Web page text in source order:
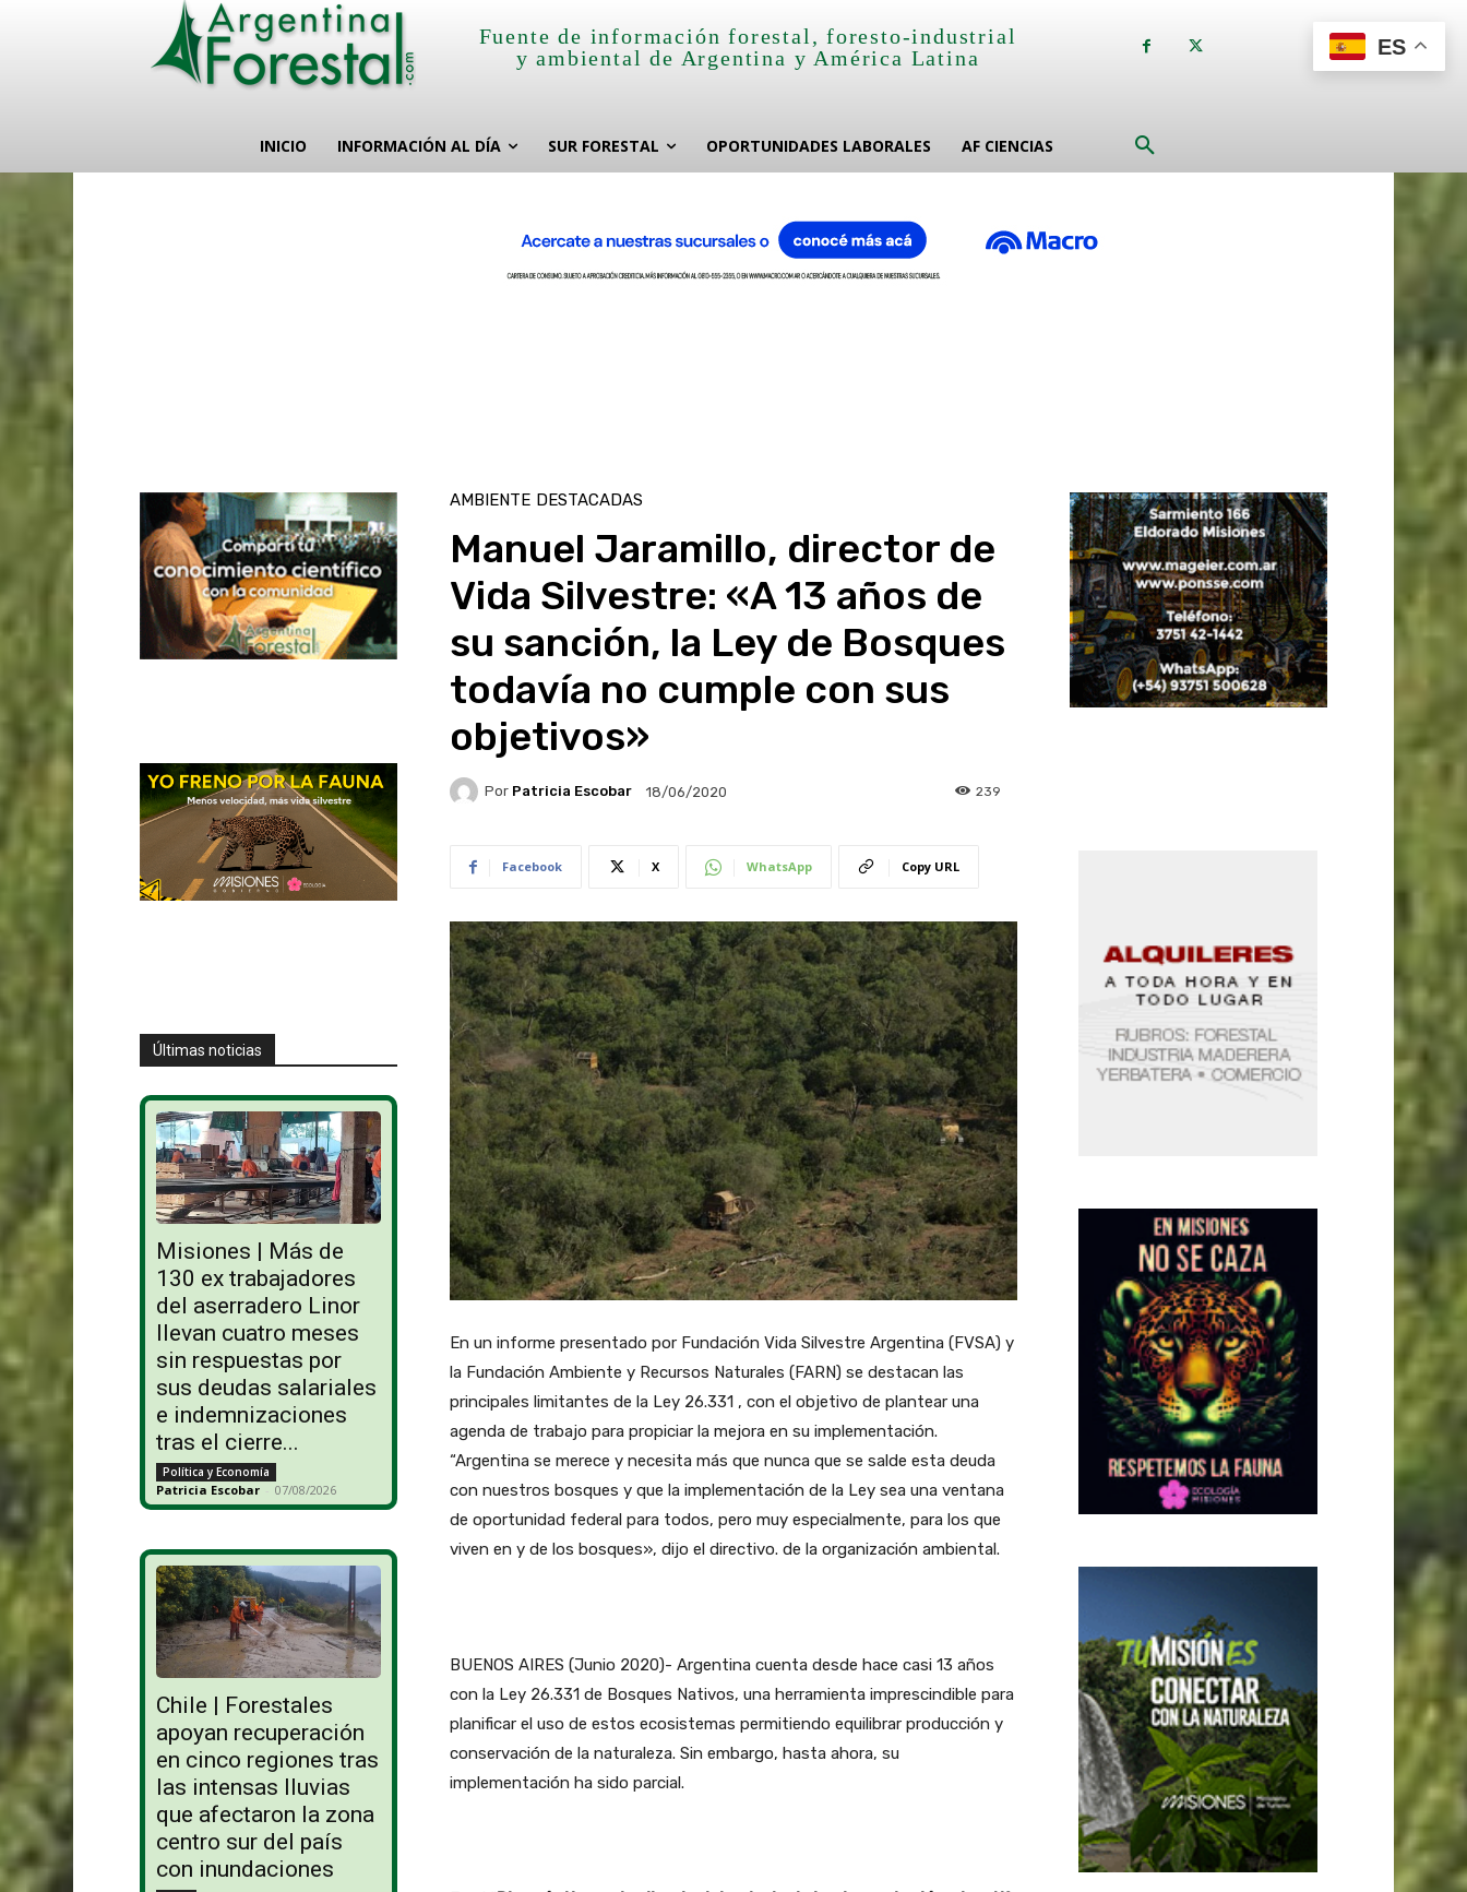
Fuente de información forestal, foresto-industrial
y ambiental de Argentina y América Latina
INICIO INFORMACIÓN AL DÍA SUR FORESTAL OPORTUNIDADES LABORALES AF CIENCIAS
Últimas noticias
Misiones | Más de
130 ex trabajadores
del aserradero Linor
llevan cuatro meses
sin respuestas por
sus deudas salariales
e indemnizaciones
tras el cierre...
Política y Economía
Patricia Escobar - 07/08/2026
Chile | Forestales
apoyan recuperación
en cinco regiones tras
las intensas lluvias
que afectaron la zona
centro sur del país
con inundaciones
AMBIENTE DESTACADAS
Manuel Jaramillo, director de
Vida Silvestre: «A 13 años de
su sanción, la Ley de Bosques
todavía no cumple con sus
objetivos»
Por Patricia Escobar 18/06/2020 239
Facebook X WhatsApp Copy URL
En un informe presentado por Fundación Vida Silvestre Argentina (FVSA) y
la Fundación Ambiente y Recursos Naturales (FARN) se destacan las
principales limitantes de la Ley 26.331 , con el objetivo de plantear una
agenda de trabajo para propiciar la mejora en su implementación.
“Argentina se merece y necesita más que nunca que se salde esta deuda
con nuestros bosques y que la implementación de la Ley sea una ventana
de oportunidad federal para todos, pero muy especialmente, para los que
viven en y de los bosques», dijo el directivo. de la organización ambiental.
BUENOS AIRES (Junio 2020)- Argentina cuenta desde hace casi 13 años
con la Ley 26.331 de Bosques Nativos, una herramienta imprescindible para
planificar el uso de estos ecosistemas permitiendo equilibrar producción y
conservación de la naturaleza. Sin embargo, hasta ahora, su
implementación ha sido parcial.
ES